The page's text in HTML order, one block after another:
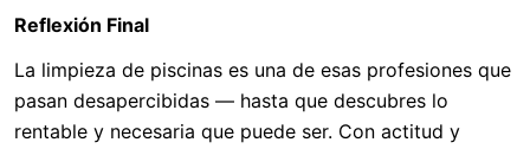
Reflexión Final
La limpieza de piscinas es una de esas profesiones que
pasan desapercibidas — hasta que descubres lo
rentable y necesaria que puede ser. Con actitud y